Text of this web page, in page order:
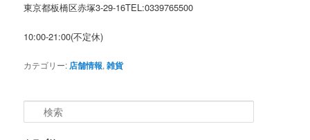
東京都板橋区赤塚3-29-16TEL:0339765500
10:00-21:00(不定休)
カテゴリー: 店舗情報,雑貨
索